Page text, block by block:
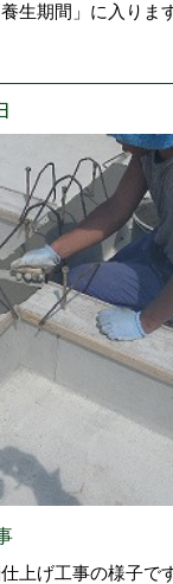
生期間」に入ります
上げ工事の様子で